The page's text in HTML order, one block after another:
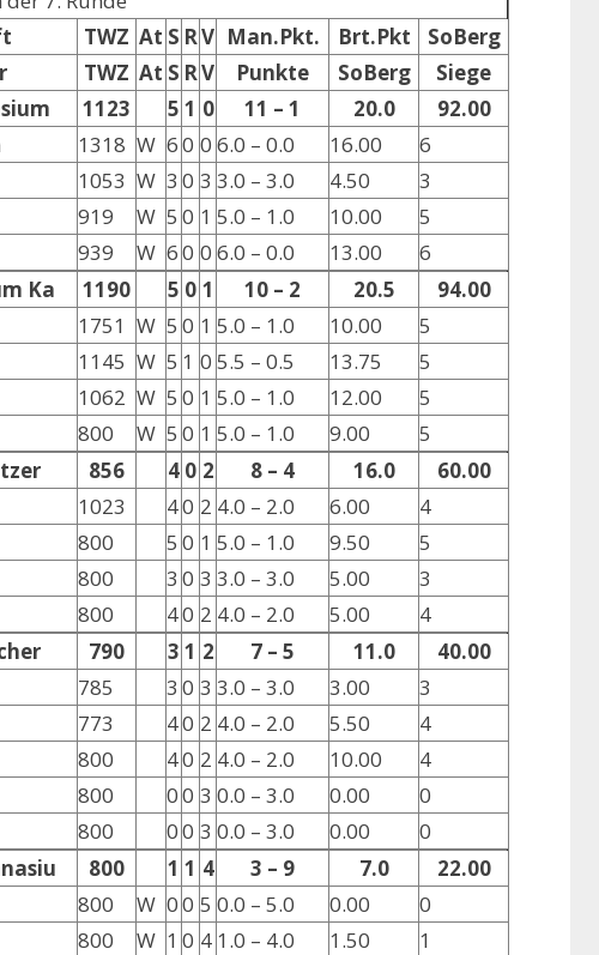
TWZ At S RV Man.Pkt. Brt.Pkt
SoBerg
TWZ At S RV Punkte SoBerg
Siege
1123 5 1 0 11 – 1 20.0
92.00
1318 W 60 0 6.0 – 0.0 16.00
6
1053 W 3 0 3 3.0 – 3.0 4.50
3
919 W 5 0 1 5.0 – 1.0 10.00
5
939 W 60 0 6.0 – 0.0 13.00
6
Ka 1190 5 0 1 10 – 2 20.5
94.00
1751 W 5 0 1 5.0 – 1.0 10.00
5
1145 W 5 1 0 5.5 – 0.5 13.75
5
1062 W 5 0 1 5.0 – 1.0 12.00
5
800 W 5 0 1 5.0 – 1.0 9.00
5
856 4 0 2 8 – 4 16.0
60.00
1023 40 2 4.0 – 2.0 6.00
4
800 5 0 1 5.0 – 1.0 9.50
5
800 3 0 3 3.0 – 3.0 5.00
3
800 40 2 4.0 – 2.0 5.00
4
790 3 1 2 7 – 5 11.0
40.00
785 3 0 3 3.0 – 3.0 3.00
3
773 40 2 4.0 – 2.0 5.50
4
800 40 2 4.0 – 2.0 10.00
4
800 00 3 0.0 – 3.0 0.00
0
800 00 3 0.0 – 3.0 0.00
0
800 1 1 4 3 – 9 7.0
22.00
800 W 00 5 0.0 – 5.0 0.00
0
800 W 1 0 4 1.0 – 4.0 1.50
1